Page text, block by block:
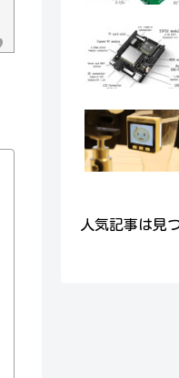
人気記事は見